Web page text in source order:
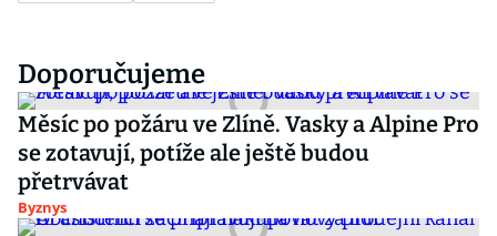
Doporučujeme
Měsíc po požáru ve Zlíně. Vasky a Alpine Pro
se zotavují, potíže ale ještě budou
přetrvávat
Byznys